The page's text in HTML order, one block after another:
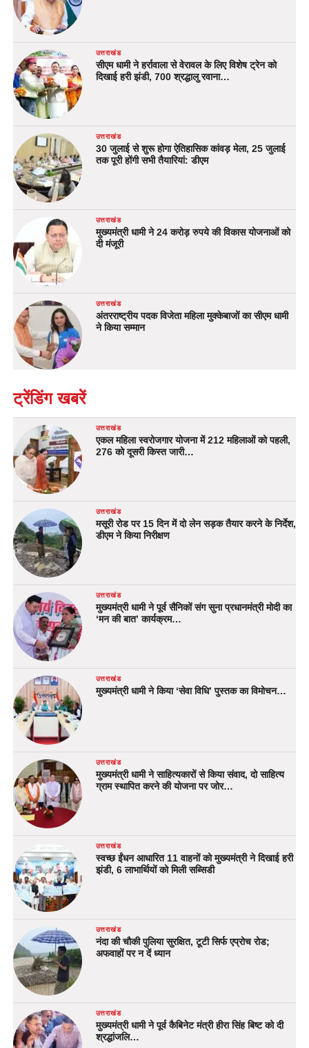
उत्तराखंड
सीएम धामी ने हर्रावाला से वेरावल के लिए विशेष ट्रेन को
दिखाई हरी झंडी, 700 श्रद्धालु रवाना…
उत्तराखंड
30 जुलाई से शुरू होगा ऐतिहासिक कांवड़ मेला, 25 जुलाई
तक पूरी होंगी सभी तैयारियां: डीएम
उत्तराखंड
मुख्यमंत्री धामी ने 24 करोड़ रुपये की विकास योजनाओं को
दी मंजूरी
उत्तराखंड
अंतरराष्ट्रीय पदक विजेता महिला मुक्केबाजों का सीएम धामी
ने किया सम्मान
ट्रेंडिंग खबरें
उत्तराखंड
एकल महिला स्वरोजगार योजना में 212 महिलाओं को पहली,
276 को दूसरी किस्त जारी…
उत्तराखंड
मसूरी रोड पर 15 दिन में दो लेन सड़क तैयार करने के निर्देश,
डीएम ने किया निरीक्षण
उत्तराखंड
मुख्यमंत्री धामी ने पूर्व सैनिकों संग सुना प्रधानमंत्री मोदी का
‘मन की बात’ कार्यक्रम…
उत्तराखंड
मुख्यमंत्री धामी ने किया ‘सेवा विधि’ पुस्तक का विमोचन…
उत्तराखंड
मुख्यमंत्री धामी ने साहित्यकारों से किया संवाद, दो साहित्य
ग्राम स्थापित करने की योजना पर जोर…
उत्तराखंड
स्वच्छ ईंधन आधारित 11 वाहनों को मुख्यमंत्री ने दिखाई हरी
झंडी, 6 लाभार्थियों को मिली सब्सिडी
उत्तराखंड
नंदा की चौकी पुलिया सुरक्षित, टूटी सिर्फ एप्रोच रोड;
अफवाहों पर न दें ध्यान
उत्तराखंड
मुख्यमंत्री धामी ने पूर्व कैबिनेट मंत्री हीरा सिंह बिष्ट को दी
श्रद्धांजलि…